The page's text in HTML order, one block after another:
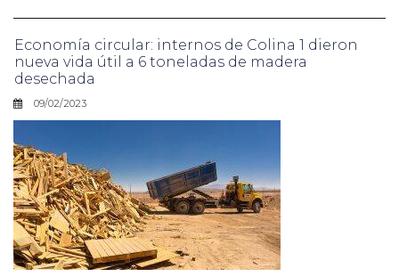
Economía circular: internos de Colina 1 dieron
nueva vida útil a 6 toneladas de madera
desechada
09/02/2023